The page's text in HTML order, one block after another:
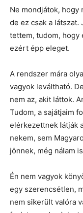
Ne mondjátok, hogy
de ez csak a
tettem, tudom, hogy
ezért épp eleget.
A rendszer mára
vagyok leváltható.
nem az, akit láttok.
Tudom, a sajátjaim
elérkezettnek látják
nekem, sem
jönnek, még nálam
Én nem vagyok
egy szerencsétlen,
nem sikerült valóra